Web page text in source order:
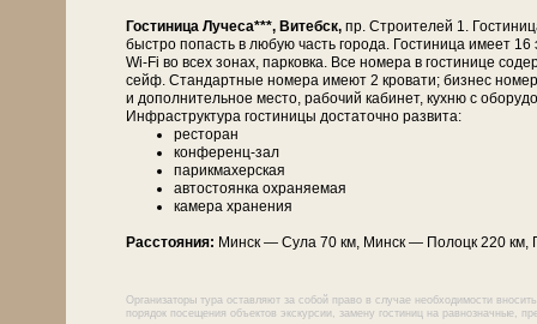
Гостиница Лучеса***, Витебск, пр. Строителей 1.
быстро попасть в любую часть города. Гостиница имеет
Wi-Fi во всех зонах, парковка. Все номера в гостинице
сейф. Стандартные номера имеют 2 кровати; бизнес
и дополнительное место, рабочий кабинет, кухню с
Инфраструктура гостиницы достаточно развита:
ресторан
конференц-зал
парикмахерская
автостоянка охраняемая
камера хранения
Расстояния: Минск — Су­ла 70 км, Минск — По­лоцк 220 км,
Организаторы тура оставляют за собой право в случае необходимости
порядок посещения объектов экскурсии, замену гостиниц на равнозначные,